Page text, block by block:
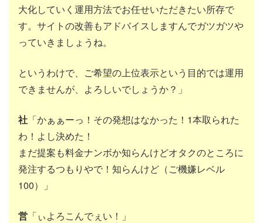
大化していく運用方法でお任せいただきたい所存で
す。サイトの改善もアドバイスしますんでガツガツや
っていきましょうね。
というわけで、ご希望の上位表示という目的では運用
できませんが、よろしいでしょうか？」
社 「かぁぁーっ！その発想はなかった！1本取られた
わ！よし決めた！
まだ提案も料金ナンボか知らんけどオタクのところに
発注するつもりやで！知らんけど（ご機嫌レベル
100）」
営 「ぃよろこんでぇい！」